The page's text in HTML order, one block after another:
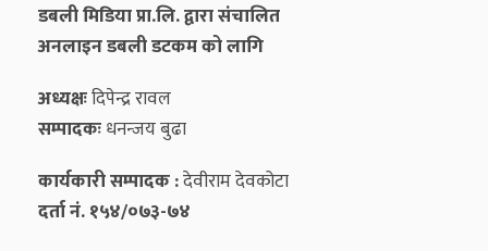
डबली मिडिया प्रा.लि. द्वारा संचालित
अनलाइन डबली डटकम को लागि
अध्यक्षःदिपेन्द्र रावल
सम्पादकःधनन्‍जय बुढा
कार्यकारी सम्पादक :देवीराम देवकोटा
दर्ता नं. १५४/०७३-७४